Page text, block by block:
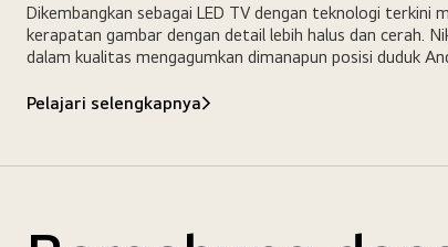
Dikembangkan sebagai LED TV dengan teknologi terkini
kerapatan gambar dengan detail lebih halus dan cerah.
dalam kualitas mengagumkan dimanapun posisi duduk
Pelajari selengkapnya